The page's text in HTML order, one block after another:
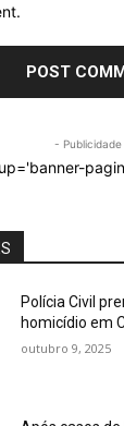
- Publicidade
Polícia Civil
homicídio em
outubro 9, 2025